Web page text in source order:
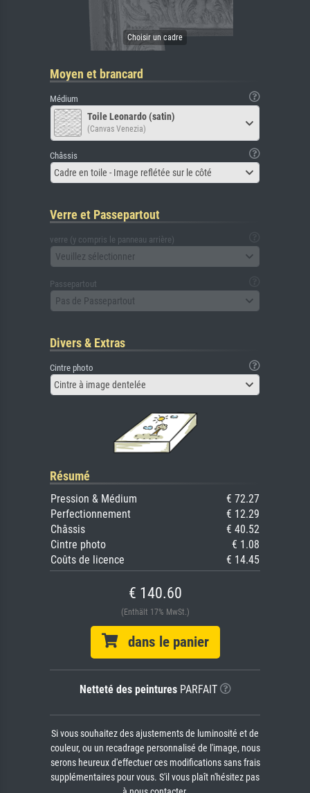
Moyen et brancard
Médium
Toile Leonardo (satin)
(Canvas Venezia)
Châssis
Cadre en toile - Image reflétée sur le côté
Verre et Passepartout
verre (y compris le panneau arrière)
Veuillez sélectionner
Passepartout
Pas de Passepartout
Divers & Extras
Cintre photo
Cintre à image dentelée
Résumé
Pression & Médium
€ 72.27
Perfectionnement
€ 12.29
Châssis
€ 40.52
Cintre photo
€ 1.08
Coûts de licence
€ 14.45
€ 140.60
(Enthält 17% MwSt.)
dans le panier
Netteté des peinturesPARFAIT
Si vous souhaitez des ajustements de luminosité et de
couleur, ou un recadrage personnalisé de l'image, nous
serons heureux d'effectuer ces modifications sans frais
supplémentaires pour vous. S'il vous plaît n'hésitez pas